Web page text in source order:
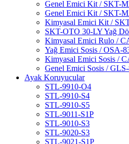
Genel Emici Kit / SKT-
Genel Emici Kit / SKT-
Kimyasal Emici Kit /
SKT-OTO 30-LY Yağ
Kimyasal Emici Rulo /
Yağ Emici Sosis / OSA-
Kimyasal Emici Sosis /
Genel Emici Sosis /
Ayak Koruyucular
STL-9910-O4
STL-9910-S4
STL-9910-S5
STL-9011-S1P
STL-9010-S3
STL-9020-S3
STL-9021-S1P